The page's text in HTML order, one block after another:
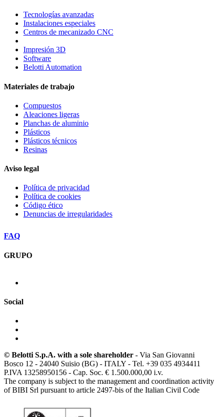
Tecnologías avanzadas
Instalaciones especiales
Centros de mecanizado CNC
Impresión 3D
Software
Belotti Automation
Materiales de trabajo
Compuestos
Aleaciones ligeras
Planchas de aluminio
Plásticos
Plásticos técnicos
Resinas
Aviso legal
Política de privacidad
Política de cookies
Código ético
Denuncias de irregularidades
FAQ
GRUPO
Social
© Belotti S.p.A. with a sole shareholder - Via San Giovanni
Bosco 12 - 24040 Suisio (BG) - ITALY - Tel. +39 035 4934411
P.IVA 13258950156 - Cap. Soc. € 1.500.000,00 i.v.
The company is subject to the management and coordination activity
of BIBI Srl pursuant to article 2497-bis of the Italian Civil Code